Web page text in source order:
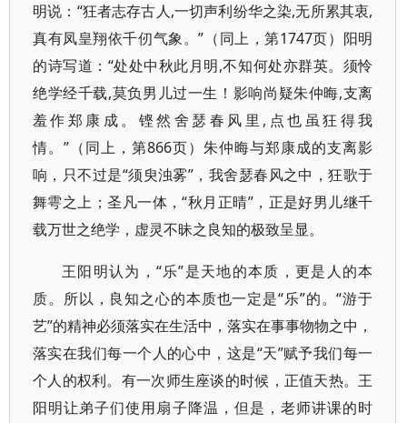
明说：“狂者志存古人,一切声利纷华之染,无所累其衷,
真有凤皇翔依千仞气象。”（同上，第1747页）阳明
的诗写道：“处处中秋此月明,不知何处亦群英。须怜
绝学经千载,莫负男儿过一生！影响尚疑朱仲晦,支离
羞作郑康成。铿然舍瑟春风里,点也虽狂得我
情。”（同上，第866页）朱仲晦与郑康成的支离影
响，只不过是“须臾浊雾”，我舍瑟春风之中，狂歌于
舞雩之上；圣凡一体，“秋月正晴”，正是好男儿继千
载万世之绝学，虚灵不昧之良知的极致呈显。
王阳明认为，“乐”是天地的本质，更是人的本
质。所以，良知之心的本质也一定是“乐”的。“游于
艺”的精神必须落实在生活中，落实在事事物物之中，
落实在我们每一个人的心中，这是“天”赋予我们每一
个人的权利。有一次师生座谈的时候，正值天热。王
阳明让弟子们使用扇子降温，但是，老师讲课的时